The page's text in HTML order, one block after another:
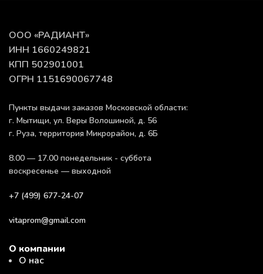
ООО «РАДИАНТ»
ИНН 1660249821
КПП 502901001
ОГРН 1151690067748
Пункты выдачи заказов Московской области:
г. Мытищи, ул. Веры Волошиной, д. 56
г. Руза, территория Микрорайон, д. 6Б
8.00 — 17.00 понедельник - суббота
воскресенье — выходной
+7 (499) 677-24-07
vitaprom@gmail.com
О компании
О нас